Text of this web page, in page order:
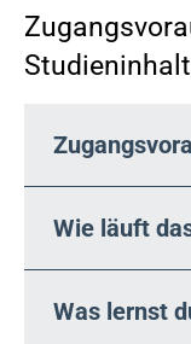
Wie läuft
Was lernst